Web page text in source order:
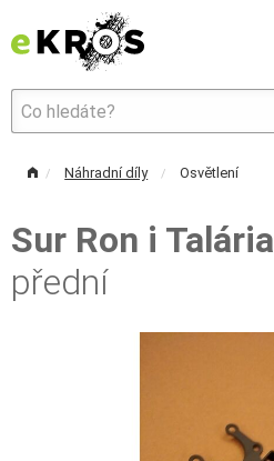
Náhradní díly Osvětlení
Sur Ron i Talária
přední